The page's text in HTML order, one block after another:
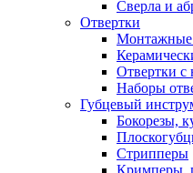
Сверла и
Отвертки
Монтажные
Отвертки с
Наборы
Губцевый
Бокорезы,
Стрипперы
Кримперы,